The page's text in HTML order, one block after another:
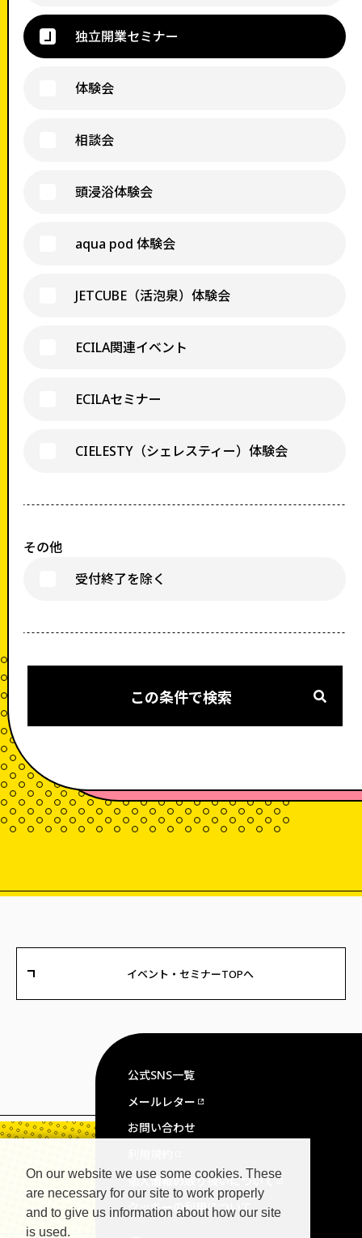
独立開業セミナー
体験会
相談会
頭浸浴体験会
aqua pod 体験会
JETCUBE（活泡泉）体験会
ECILA関連イベント
ECILAセミナー
CIELESTY（シェレスティー）体験会
その他
受付終了を除く
この条件で検索
イベント・セミナーTOPへ
公式SNS一覧
メールレター
お問い合わせ
個人情報の取り扱いについて
クッキーの利用について
On our website we use some cookies. These
are necessary for our site to work properly
and to give us information about how our site
is used.